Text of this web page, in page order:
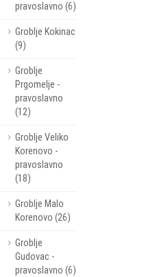
pravoslavno (6)
Groblje Kokinac
(9)
Groblje
Prgomelje -
pravoslavno
(12)
Groblje Veliko
Korenovo -
pravoslavno
(18)
Groblje Malo
Korenovo (26)
Groblje
Gudovac -
pravoslavno (6)